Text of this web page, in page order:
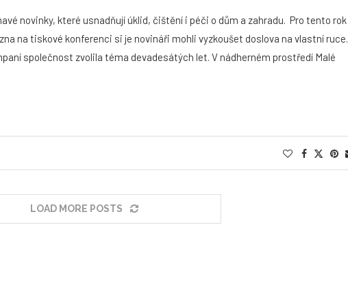
novinky, které usnadňují úklid, čištění i péči o dům a zahradu. Pro tento rok
na tiskové konferenci si je novináři mohli vyzkoušet doslova na vlastní ruce.
společnost zvolila téma devadesátých let. V nádherném prostředí Malé
LOAD MORE POSTS